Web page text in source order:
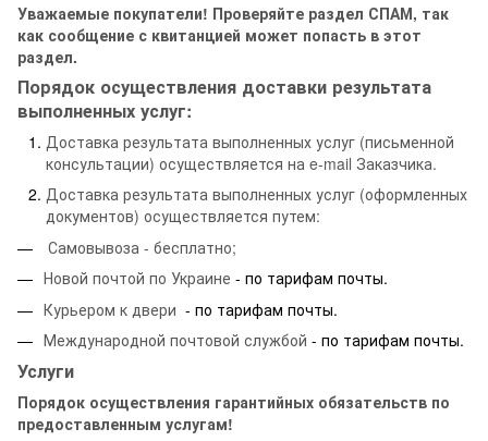
Уважаемые покупатели! Проверяйте раздел СПАМ, так
как сообщение с квитанцией может попасть в этот
раздел.
Порядок осуществления доставки результата
выполненных услуг:
Доставка результата выполненных услуг (письменной
консультации) осуществляется на e-mail Заказчика.
Доставка результата выполненных услуг (оформленных
документов) осуществляется путем:
Самовывоза - бесплатно;
Новой почтой по Украине - по тарифам почты.
Курьером к двери - по тарифам почты.
Международной почтовой службой - по тарифам почты.
Услуги
Порядок осуществления гарантийных обязательств по
предоставленным услугам!